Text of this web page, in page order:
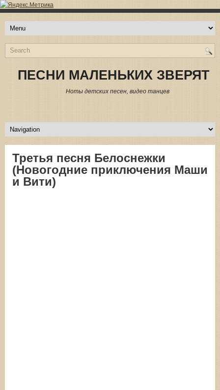
ПЕСНИ МАЛЕНЬКИХ ЗВЕРЯТ
Ноты детских песен, видео танцев
Третья песня Белоснежки
(Новогодние приключения Маши
и Вити)